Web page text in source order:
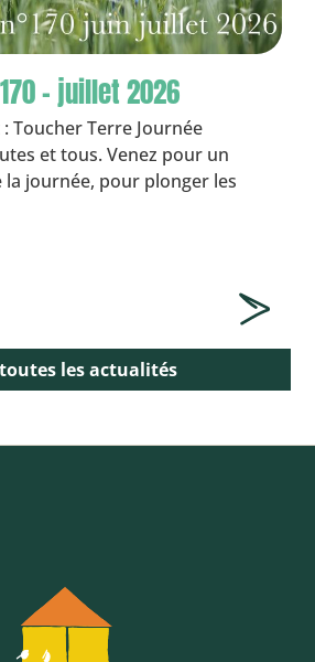
– juillet 2026
Toucher Terre Journée
et tous. Venez pour un
journée, pour plonger les
les actualités